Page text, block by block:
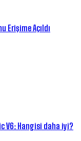
Erişime Açıldı
V6: Hangisi daha iyi?